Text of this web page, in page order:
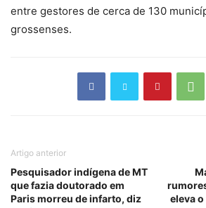
entre gestores de cerca de 130
grossenses.
Artigo anterior
Pesquisador indígena de MT
que fazia doutorado em
Paris morreu de infarto, diz
eleva